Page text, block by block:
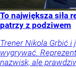
To największa siła
patrzy z podziwem
Trener Nikola Grbić i
wygrywać.
nazwisk, ale